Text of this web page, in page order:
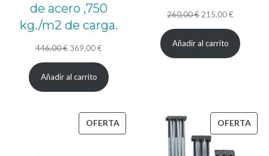
de acero ,750
kg./m2 de carga.
446,00€ El
precio
original
446,00 €.
369,00€
precio
actual
369,00 €.
Añadir al carrito
260,00€ El
precio
original
215,00€
precio
actual
Añadir al carrito
OFERTAPRODUCTO
OFERTA